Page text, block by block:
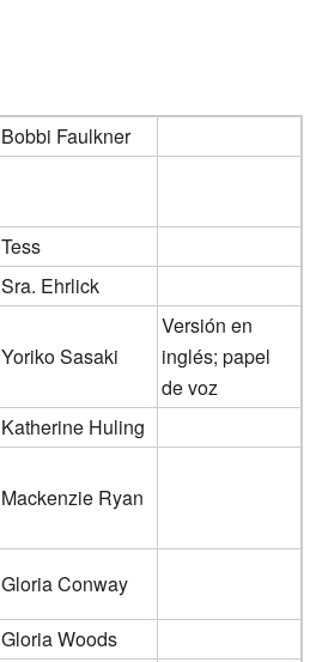
Bobbi Faulkner
Tess
Sra. Ehrlick
Yoriko Sasaki
Versión en
inglés; papel
de voz
Katherine Huling
Mackenzie Ryan
Gloria Conway
Gloria Woods